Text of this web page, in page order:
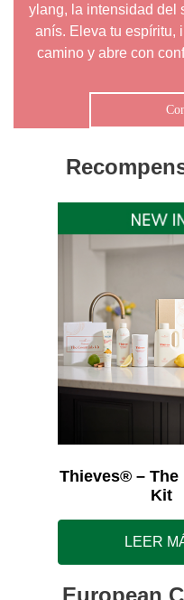
ylang, la intensidad del
anís. Eleva tu espíritu,
camino y abre con
Thieves® –
Kit
LEER
European